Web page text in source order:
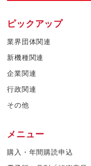
ピックアップ
業界団体関連
新機種関連
企業関連
行政関連
その他
メニュー
購入・年間購読申込